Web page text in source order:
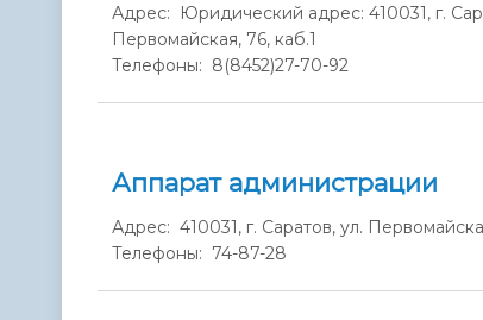
Адрес: Юридический адрес: 410031, г.
Первомайская, 76, каб.1
Телефоны: 8(8452)27-70-92
Аппарат администрации
Адрес: 410031, г. Саратов, ул.
Телефоны: 74-87-28